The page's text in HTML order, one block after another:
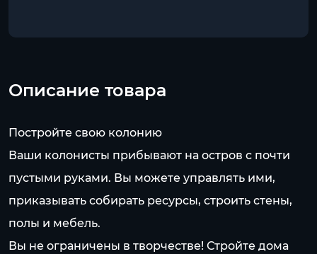
Описание товара
Постройте свою колонию
Ваши колонисты прибывают на остров с почти
пустыми руками. Вы можете управлять ими,
приказывать собирать ресурсы, строить стены,
полы и мебель.
Вы не ограничены в творчестве! Стройте дома